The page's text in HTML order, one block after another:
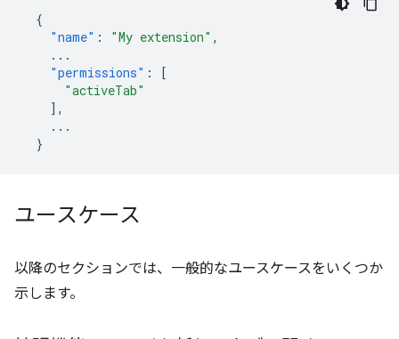
{
"name" : "My extension" ,
...
"permissions" :
[
"activeTab"
],
...
}
ユースケース
以降のセクションでは、一般的なユースケースをいくつか
示します。